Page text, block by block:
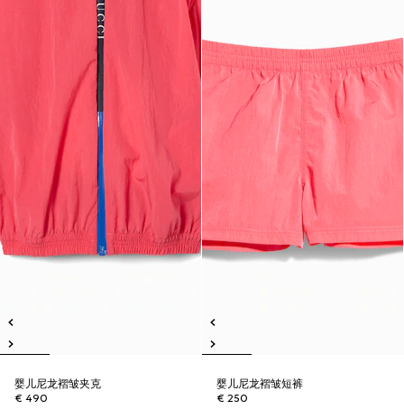
婴儿尼龙褶皱夹克
€ 490
婴儿尼龙褶皱短裤
€ 250